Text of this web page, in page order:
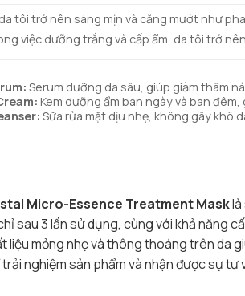
tôi trở nên sáng mịn và căng mướt như
việc dưỡng trắng và cấp ẩm, da tôi trở
Serum dưỡng da sâu, giúp giảm thâm
Kem dưỡng ẩm ban ngày và ban
Sữa rửa mặt dịu nhẹ, không gây khô
Micro-Essence Treatment Masklà
sau 3 lần sử dụng, cùng với khả năng
mỏng nhẹ và thông thoáng trên da
trải nghiệm sản phẩm và nhận được sự